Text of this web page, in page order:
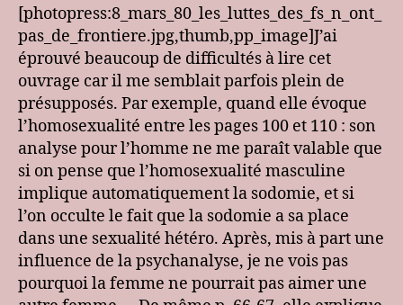
Ethique
de
la
différence
sexuelle
:
Autres
difficultés
[photopress:8_mars_80_les_luttes_des_fs_n_ont_
pas_de_frontiere.jpg,thumb,pp_image]J’ai
éprouvé beaucoup de difficultés à lire cet
ouvrage car il me semblait parfois plein de
présupposés. Par exemple, quand elle évoque
l’homosexualité entre les pages 100 et 110 : son
analyse pour l’homme ne me paraît valable que
si on pense que l’homosexualité masculine
implique automatiquement la sodomie, et si
l’on occulte le fait que la sodomie a sa place
dans une sexualité hétéro. Après, mis à part une
influence de la psychanalyse, je ne vois pas
pourquoi la femme ne pourrait pas aimer une